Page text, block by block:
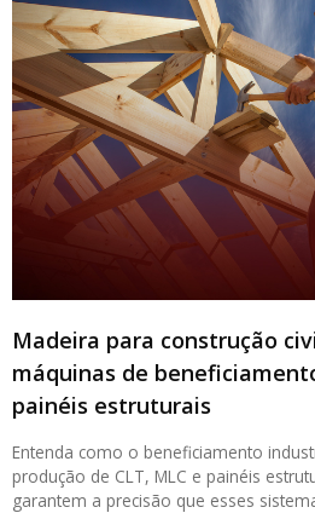
Madeira para construção
máquinas de
painéis estruturais
Entenda como o beneficiamento
produção de CLT, MLC e painéis
garantem a precisão que esses